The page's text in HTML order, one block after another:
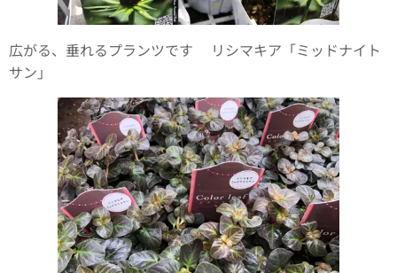
広がる、垂れるプランツです🌿リシマキア「ミッドナイト
サン」